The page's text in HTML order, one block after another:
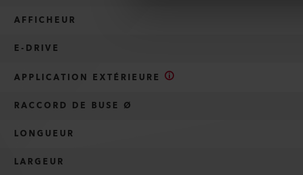
AFFICHEUR
E-DRIVE
APPLICATION EXTÉRIEURE
RACCORD DE BUSE Ø
LONGUEUR
LARGEUR